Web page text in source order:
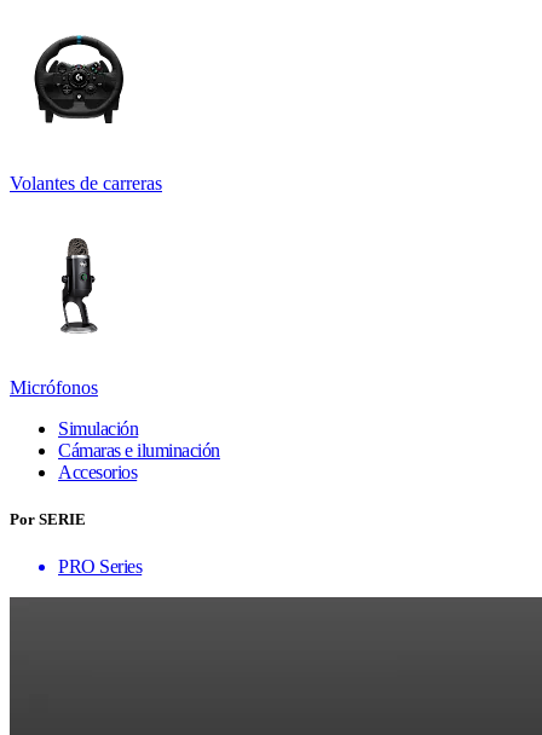
Volantes de carreras
Micrófonos
Simulación
Cámaras e iluminación
Accesorios
Por SERIE
PRO Series